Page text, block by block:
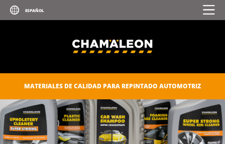
MATERIALES DE CALIDAD PARA REPINTADO AUTOMOTRIZ